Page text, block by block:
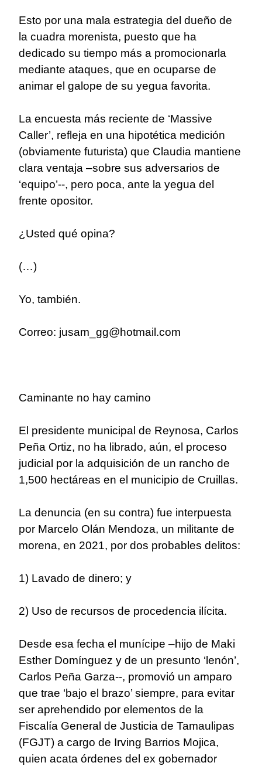
Esto por una mala estrategia del dueño de
la cuadra morenista, puesto que ha
dedicado su tiempo más a promocionarla
mediante ataques, que en ocuparse de
animar el galope de su yegua favorita.
La encuesta más reciente de ‘Massive
Caller’, refleja en una hipotética medición
(obviamente futurista) que Claudia mantiene
clara ventaja –sobre sus adversarios de
‘equipo’--, pero poca, ante la yegua del
frente opositor.
¿Usted qué opina?
(…)
Yo, también.
Correo: jusam_gg@hotmail.com
Caminante no hay camino
El presidente municipal de Reynosa, Carlos
Peña Ortiz, no ha librado, aún, el proceso
judicial por la adquisición de un rancho de
1,500 hectáreas en el municipio de Cruillas.
La denuncia (en su contra) fue interpuesta
por Marcelo Olán Mendoza, un militante de
morena, en 2021, por dos probables delitos:
1) Lavado de dinero; y
2) Uso de recursos de procedencia ilícita.
Desde esa fecha el munícipe –hijo de Maki
Esther Domínguez y de un presunto ‘lenón’,
Carlos Peña Garza--, promovió un amparo
que trae ‘bajo el brazo’ siempre, para evitar
ser aprehendido por elementos de la
Fiscalía General de Justicia de Tamaulipas
(FGJT) a cargo de Irving Barrios Mojica,
quien acata órdenes del ex gobernador